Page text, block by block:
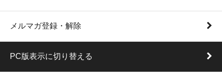
メルマガ登録・解除
PC版表示に切り替える